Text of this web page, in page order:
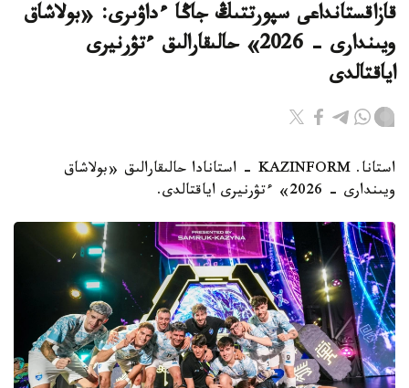
قازاقستانداعى سپورتتىڭ جاڭا ءداۋىرى: «بولاشاق
ويىندارى - 2026» حالىقارالىق ءتۋرنيرى
اياقتالدى
استانا. KAZINFORM - استانادا حالىقارالىق «بولاشاق
ويىندارى - 2026» ءتۋرنيرى اياقتالدى.